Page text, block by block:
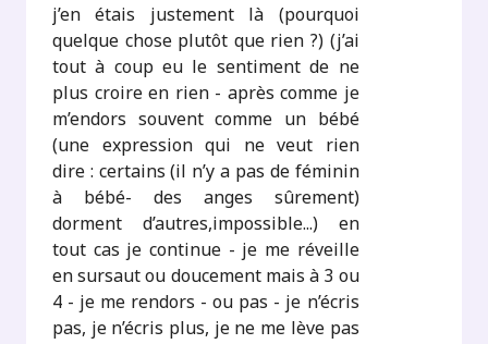
j’en étais justement là (pourquoi
quelque chose plutôt que rien ?) (j’ai
tout à coup eu le sentiment de ne
plus croire en rien - après comme je
m’endors souvent comme un bébé
(une expression qui ne veut rien
dire : certains (il n’y a pas de féminin
à bébé- des anges sûrement)
dorment d’autres,impossible...) en
tout cas je continue - je me réveille
en sursaut ou doucement mais à 3 ou
4 - je me rendors - ou pas - je n’écris
pas, je n’écris plus, je ne me lève pas